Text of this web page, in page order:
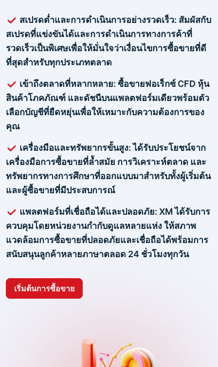
สเปรดต่ำและการดำเนินการอย่างรวดเร็ว: สัมผัสกับ
สเปรดที่แข่งขันได้และการดำเนินการทางการค้าที่
รวดเร็วเป็นพิเศษเพื่อให้มั่นใจว่าเงื่อนไขการซื้อขายที่ดี
ที่สุดสำหรับทุกประเภทตลาด
เข้าถึงตลาดที่หลากหลาย: ซื้อขายฟอเร็กซ์ CFD หุ้น
สินค้าโภคภัณฑ์ และดัชนีบนแพลตฟอร์มเดียวพร้อมตัว
เลือกบัญชีที่ยืดหยุ่นเพื่อให้เหมาะกับความต้องการของ
คุณ
เครื่องมือและทรัพยากรขั้นสูง: ได้รับประโยชน์จาก
เครื่องมือการซื้อขายที่ล้ำสมัย การวิเคราะห์ตลาด และ
ทรัพยากรทางการศึกษาที่ออกแบบมาสำหรับทั้งผู้เริ่มต้น
และผู้ซื้อขายที่มีประสบการณ์
แพลตฟอร์มที่เชื่อถือได้และปลอดภัย: XM ได้รับการ
ควบคุมโดยหน่วยงานกำกับดูแลหลายแห่ง ให้สภาพ
แวดล้อมการซื้อขายที่ปลอดภัยและเชื่อถือได้พร้อมการ
สนับสนุนลูกค้าหลายภาษาตลอด 24 ชั่วโมงทุกวัน
เริ่มต้นการซื้อขาย